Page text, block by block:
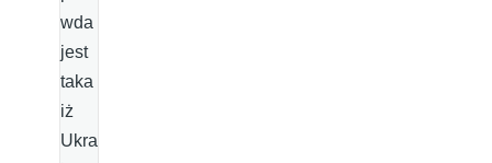
wda
jest
taka
iż
Ukra